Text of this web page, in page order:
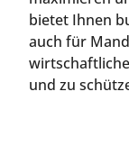
bietet Ihnen
auch für
und zu